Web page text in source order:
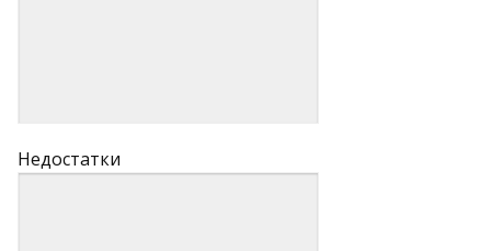
Недостатки